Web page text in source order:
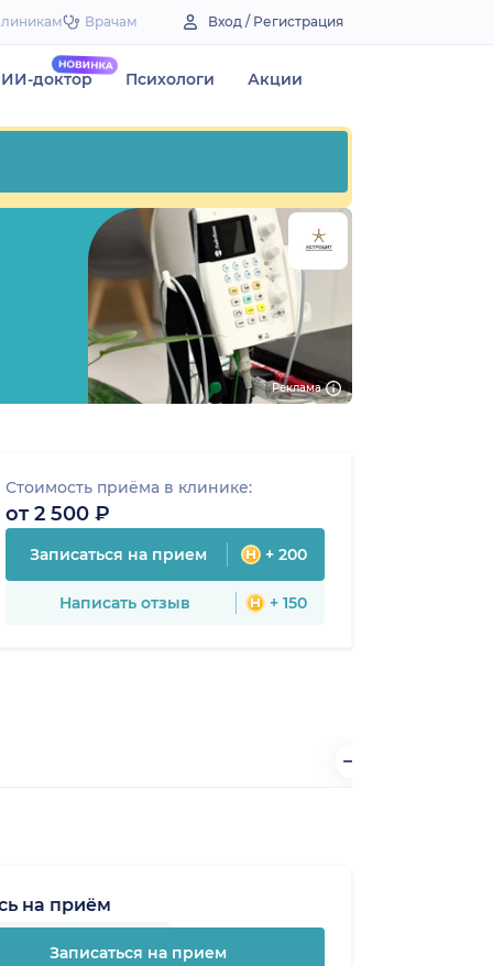
Врачам Вход / Регистрация
ИИ-доктор Психологи Акции
Стоимость приёма в клинике:
от 2 500 ₽
Записаться на прием + 200
Написать отзыв + 150
Реклама
на приём
Записаться на прием